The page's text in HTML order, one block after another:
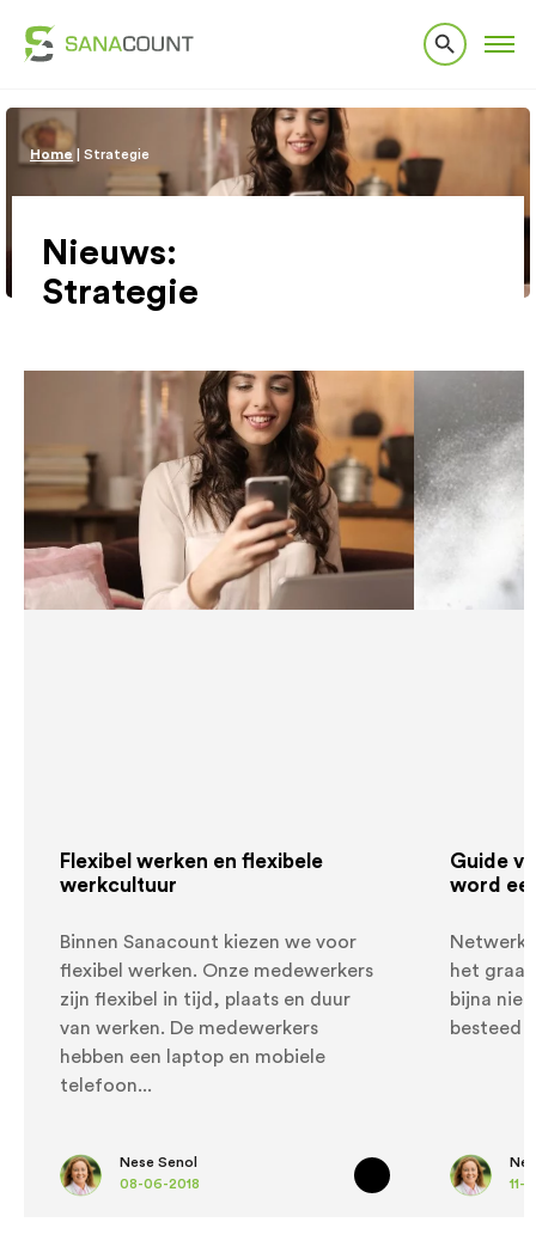
Home Strategie
Nieuws:
Strategie
Flexibel werken en flexibele
werkcultuur
Binnen Sanacount kiezen we voor
flexibel werken. Onze medewerkers
zijn flexibel in tijd, plaats en duur
van werken. De medewerkers
hebben een laptop en mobiele
telefoon
Nese Senol
08-06-2018
Guide
word
het
bijna
besteed
11-